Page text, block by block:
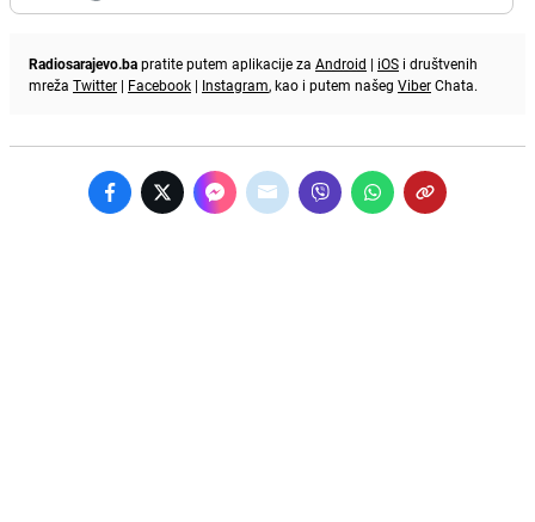
Radiosarajevo.bapratite putem aplikacije za Android | iOS i društvenih
mreža Twitter | Facebook | Instagram, kao i putem našeg ViberChata.